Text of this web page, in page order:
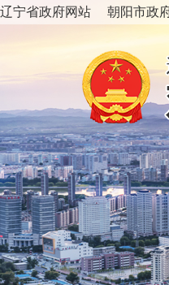
辽宁省政府网站 朝阳市政